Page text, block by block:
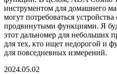
инструментом для домашнего
могут потребоваться
продвинутыми функциями. Я
этот дальномер для небольших
для тех, кто ищет недорогой и
для повседневных измерений.
2024.05.02